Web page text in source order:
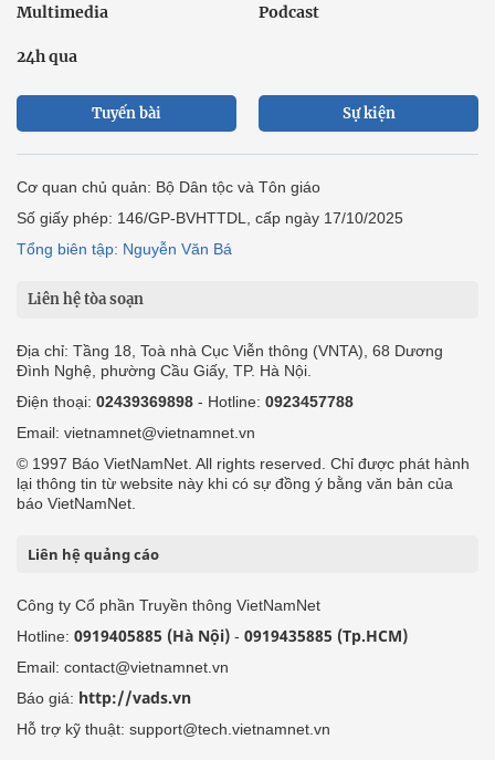
Multimedia Podcast
24h qua
Tuyến bài Sự kiện
Cơ quan chủ quản: Bộ Dân tộc và Tôn giáo
Số giấy phép: 146/GP-BVHTTDL, cấp ngày 17/10/2025
Tổng biên tập: Nguyễn Văn Bá
Liên hệ tòa soạn
Địa chỉ: Tầng 18, Toà nhà Cục Viễn thông (VNTA), 68 Dương
Đình Nghệ, phường Cầu Giấy, TP. Hà Nội.
Điện thoại: 02439369898 - Hotline: 0923457788
Email: vietnamnet@vietnamnet.vn
© 1997 Báo VietNamNet. All rights reserved. Chỉ được phát hành
lại thông tin từ website này khi có sự đồng ý bằng văn bản của
báo VietNamNet.
Liên hệ quảng cáo
Công ty Cổ phần Truyền thông VietNamNet
Hotline: 0919405885 (Hà Nội) - 0919435885 (Tp.HCM)
Email: contact@vietnamnet.vn
Báo giá: http://vads.vn
Hỗ trợ kỹ thuật: support@tech.vietnamnet.vn